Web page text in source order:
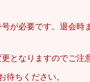
が必要です。退会時
となりますのでご注
ちください。